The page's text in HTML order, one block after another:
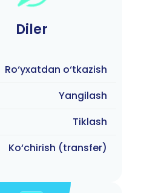
Diler
Ro‘yxatdan o‘tkazish
Yangilash
Tiklash
Ko‘chirish (transfer)